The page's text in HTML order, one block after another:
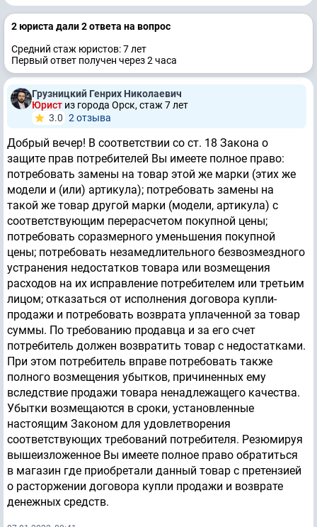
2 юристa дали 2 ответa на вопрос
Средний стаж юристов: 7 лет
Первый ответ получен через 2 часа
Грузницкий Генрих Николаевич
Юрист из города Орск, стаж 7 лет
3.0 2 отзывa
Добрый вечер! В соответствии со ст. 18 Закона о
защите прав потребителей Вы имеете полное право:
потребовать замены на товар этой же марки (этих же
модели и (или) артикула); потребовать замены на
такой же товар другой марки (модели, артикула) с
соответствующим перерасчетом покупной цены;
потребовать соразмерного уменьшения покупной
цены; потребовать незамедлительного безвозмездного
устранения недостатков товара или возмещения
расходов на их исправление потребителем или третьим
лицом; отказаться от исполнения договора купли-
продажи и потребовать возврата уплаченной за товар
суммы. По требованию продавца и за его счет
потребитель должен возвратить товар с недостатками.
При этом потребитель вправе потребовать также
полного возмещения убытков, причиненных ему
вследствие продажи товара ненадлежащего качества.
Убытки возмещаются в сроки, установленные
настоящим Законом для удовлетворения
соответствующих требований потребителя. Резюмируя
вышеизложенное Вы имеете полное право обратиться
в магазин где приобретали данный товар с претензией
о расторжении договора купли продажи и возврате
денежных средств.